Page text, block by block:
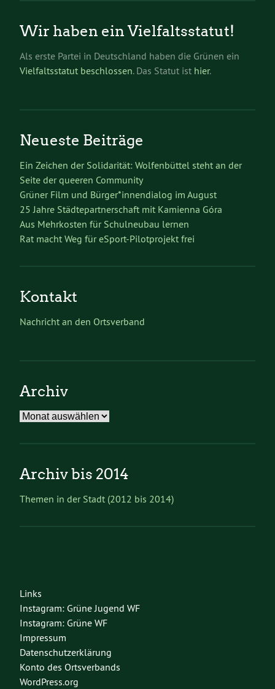
Wir haben ein Vielfaltsstatut!
Als erste Partei in Deutschland haben die Grünen ein
Vielfaltsstatut beschlossen. Das Statut ist hier.
Neueste Beiträge
Ein Zeichen der Solidarität: Wolfenbüttel steht an der
Seite der queeren Community
Grüner Film und Bürger*innendialog im August
25 Jahre Städtepartnerschaft mit Kamienna Góra
Aus Mehrkosten für Schulneubau lernen
Rat macht Weg für eSport-Pilotprojekt frei
Kontakt
Nachricht an den Ortsverband
Archiv
Archiv
Archiv bis 2014
Themen in der Stadt (2012 bis 2014)
Links
Instagram: Grüne Jugend WF
Instagram: Grüne WF
Impressum
Datenschutzerklärung
Konto des Ortsverbands
WordPress.org